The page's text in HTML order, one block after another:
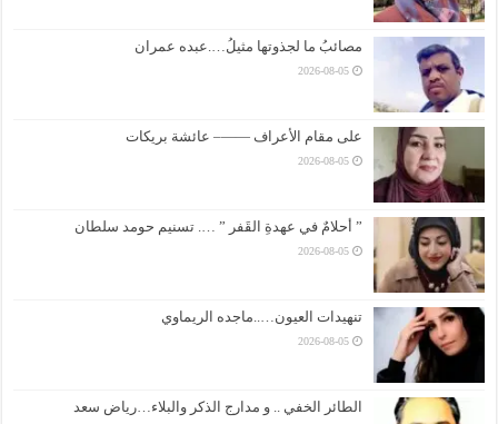
مصائبُ ما لجذوتها مثيلُ….عبده عمران
2026-08-05
على مقام الأعراف ——– عائشة بريكات
2026-08-05
” أحلامٌ في عهدةِ القَفر ” …. تسنيم حومد سلطان
2026-08-05
تنهيدات العيون…..ماجده الريماوي
2026-08-05
الطائر الخفي .. و مدارج الذكر والبلاء…رياض سعد